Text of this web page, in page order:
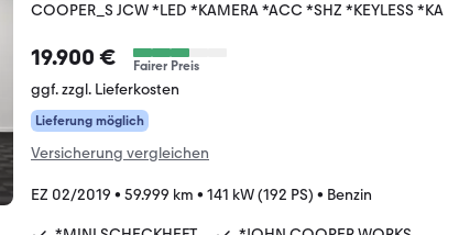
COOPER_S JCW *LED *KAMERA *ACC *SHZ *KEYLESS *KA
19.900 € Fairer Preis
ggf. zzgl. Lieferkosten
Lieferung möglich
Versicherung vergleichen
EZ 02/2019 • 59.999 km • 141 kW (192 PS) • Benzin